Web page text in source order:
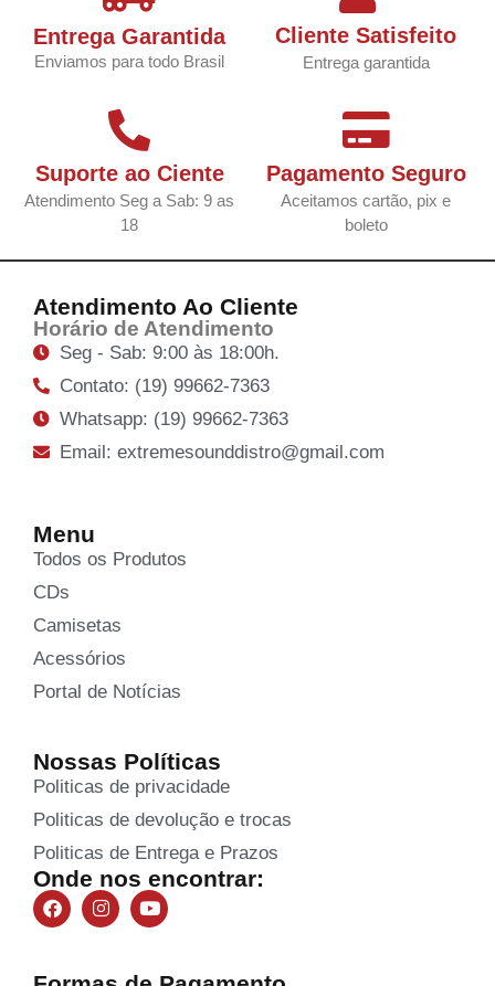
Entrega Garantida
Enviamos para todo Brasil
Cliente Satisfeito
Entrega garantida
Suporte ao Ciente
Atendimento Seg a Sab: 9 as
18
Pagamento Seguro
Aceitamos cartão, pix e
boleto
Atendimento Ao Cliente
Horário de Atendimento
Seg - Sab: 9:00 às 18:00h.
Contato: (19) 99662-7363
Whatsapp: (19) 99662-7363
Email: extremesounddistro@gmail.com
Menu
Todos os Produtos
CDs
Camisetas
Acessórios
Portal de Notícias
Nossas Políticas
Politicas de privacidade
Politicas de devolução e trocas
Politicas de Entrega e Prazos
Onde nos encontrar: